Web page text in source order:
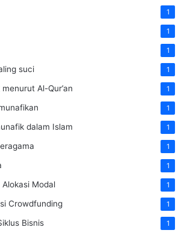
1
1
1
suci 1
Al-Qur’an 1
1
dalam Islam 1
1
1
Modal 1
Crowdfunding 1
Bisnis 1